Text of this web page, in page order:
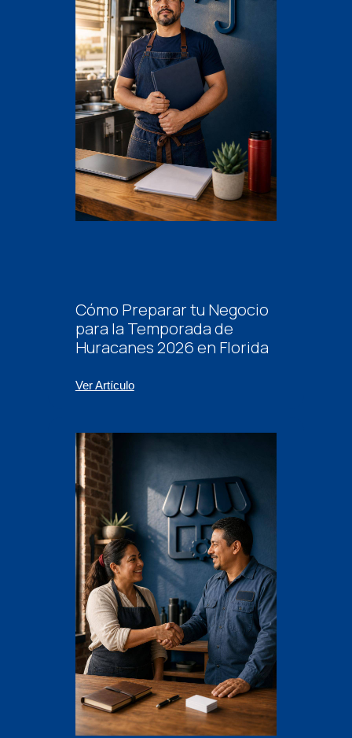
Cómo Preparar tu Negocio
para la Temporada de
Huracanes 2026 en Florida
Ver Artículo